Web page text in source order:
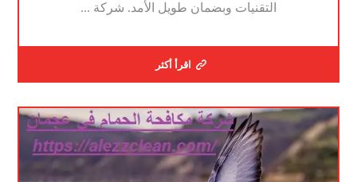
التقنيات وبضمان طويل الأمد. شركة ...
اقرأ أكثر